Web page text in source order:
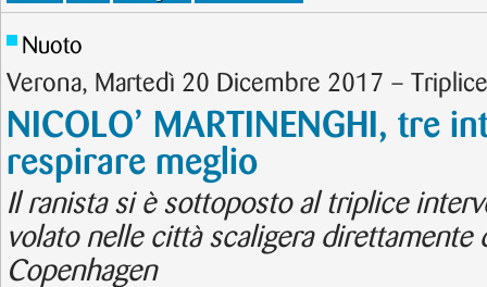
Nuoto
Verona, Martedì 20 Dicembre 2017 –
NICOLO’ MARTINENGHI, tre
respirare meglio
Il ranista si è sottoposto al triplice
volato nelle città scaligera direttamente
Copenhagen